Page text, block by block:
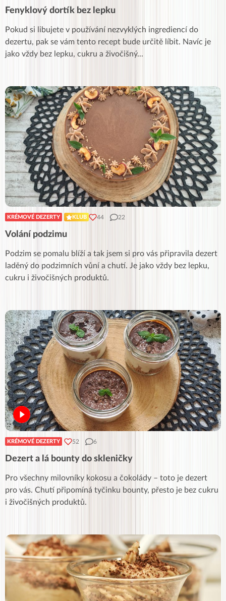
Fenyklový dortík bez lepku
Pokud si libujete v používání nezvyklých ingrediencí do
dezertu, pak se vám tento recept bude určitě líbit. Navíc je
jako vždy bez lepku, cukru a živočišný...
KRÉMOVÉ DEZERTY KLUB 44 22
Volání podzimu
Podzim se pomalu blíží a tak jsem si pro vás připravila dezert
laděný do podzimních vůní a chutí. Je jako vždy bez lepku,
cukru i živočišných produktů.
KRÉMOVÉ DEZERTY 52 6
Dezert a lá bounty do skleničky
Pro všechny milovníky kokosu a čokolády – toto je dezert
pro vás. Chutí připomíná tyčinku bounty, přesto je bez cukru
i živočišných produktů.